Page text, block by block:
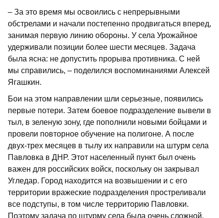
– За это время мы освоились с непрерывными
обстрелами и начали постепенно продвигаться вперед,
занимая первую линию обороны. У села Урожайное
удерживали позиции более шести месяцев. Задача
была ясна: не допустить прорыва противника. С ней
мы справились, – поделился воспоминаниями Алексей
Ягашкин.
Бои на этом направлении шли серьезные, появились
первые потери. Затем боевое подразделение вывели в
тыл, в зеленую зону, где пополнили новыми бойцами и
провели повторное обучение на полигоне. А после
двух-трех месяцев в тылу их направили на штурм села
Павловка в ДНР. Этот населенный пункт был очень
важен для российских войск, поскольку он закрывал
Угледар. Город находится на возвышении и с его
территории вражеские подразделения простреливали
все подступы, в том числе территорию Павловки.
Поэтому задача по штурму села была очень сложной.